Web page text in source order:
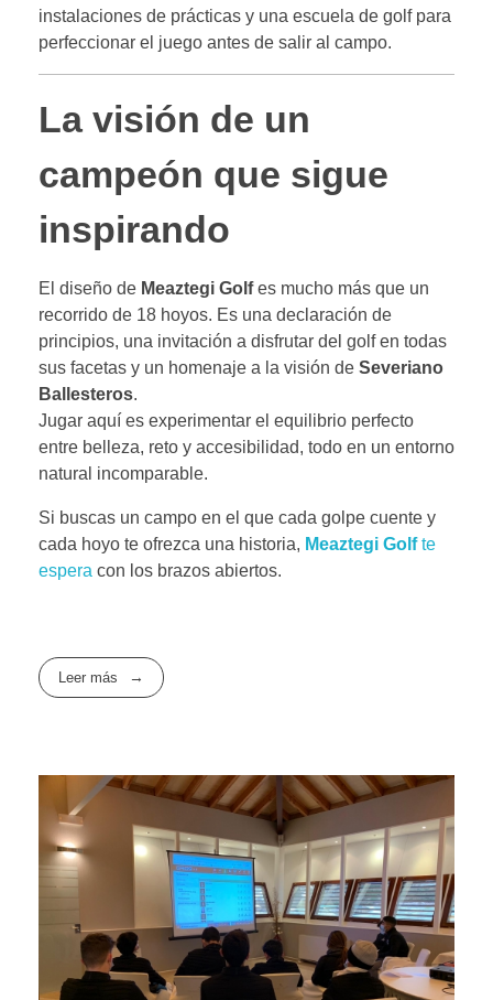
instalaciones de prácticas y una escuela de golf para
perfeccionar el juego antes de salir al campo.
La visión de un
campeón que sigue
inspirando
El diseño de Meaztegi Golfes mucho más que un
recorrido de 18 hoyos. Es una declaración de
principios, una invitación a disfrutar del golf en todas
sus facetas y un homenaje a la visión de Severiano
Ballesteros.
Jugar aquí es experimentar el equilibrio perfecto
entre belleza, reto y accesibilidad, todo en un entorno
natural incomparable.
Si buscas un campo en el que cada golpe cuente y
cada hoyo te ofrezca una historia, Meaztegi Golfte
espera con los brazos abiertos.
Leer más